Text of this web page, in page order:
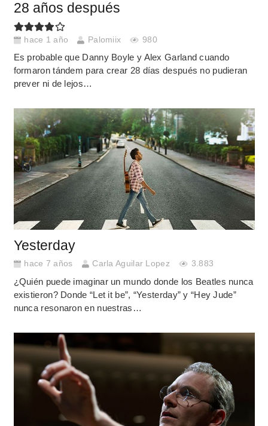
28 años después
hace 1 año Palomiix 980
Es probable que Danny Boyle y Alex Garland cuando
formaron tándem para crear 28 días después no pudieran
prever ni de lejos…
Yesterday
hace 7 años Carla Aguilar Lopez 3.883
¿Quién puede imaginar un mundo donde los Beatles nunca
existieron? Donde “Let it be”, “Yesterday” y “Hey Jude”
nunca resonaron en nuestras…